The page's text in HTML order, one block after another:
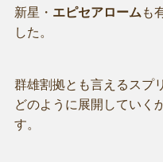
新星・ エピセアローム も
した。
群雄割拠とも言えるスプ
どのように展開していく
す。